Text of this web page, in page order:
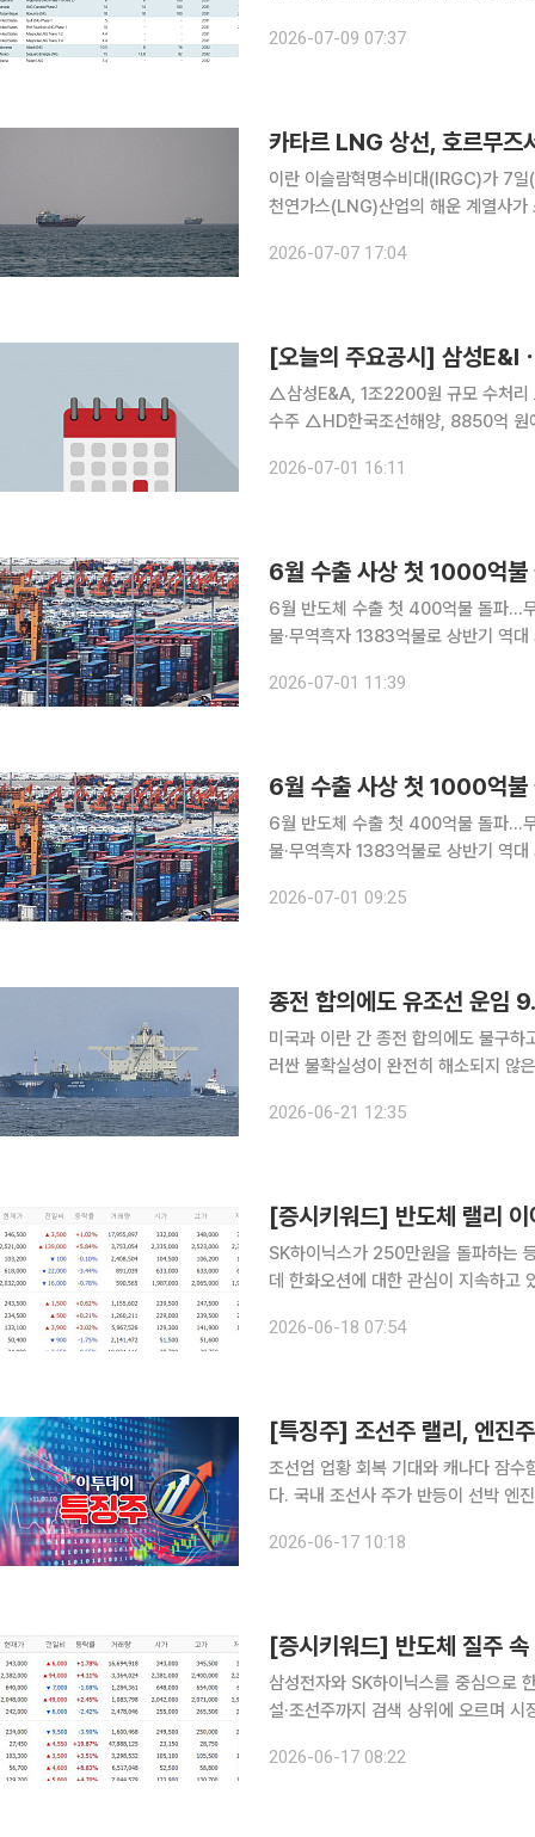
2026-07-09 07:37
카타르 LNG 상선, 호르무즈
이란 이슬람혁명수비대(IRGC)가 7
천연가스(LNG)산업의 해운 계열사가
지점에서 이날 오전 공격이 이뤄졌고,
2026-07-07 17:04
[오늘의 주요공시] 삼성E&I
△삼성E&A, 1조2200원 규모 수처리
수주 △HD한국조선해양, 8850억 원
주 소각 전제로 2대1 주식병합 추진
2026-07-01 16:11
6월 수출 사상 첫 1000억
6월 반도체 수출 첫 400억불 돌파…
불·무역흑자 1383억불로 상반기 역
2026-07-01 11:39
6월 수출 사상 첫 1000억
6월 반도체 수출 첫 400억불 돌파…무역흑자도
불·무역흑자 1383억불로 상반기 역대 최대치 지난달 수출이 월 기준 사상 처음으
으로 400억달러를 넘어서며 전체 수
2026-07-01 09:25
종전 합의에도 유조선 운임
미국과 이란 간 종전 합의에도 불구
러싼 불확실성이 완전히 해소되지 않
(LNG) 교역 요충지인 호르무즈 해협
2026-06-21 12:35
SK하이닉스가 250만원을 돌파하는
데 한화오션에 대한 관심이 지속하고
2026-06-18 07:54
[특징주] 조선주 랠리, 엔진
조선업 업황 회복 기대와 캐나다 잠수
다. 국내 조선사 주가 반등이 선박 엔
엔진은 8.29% 상승한 3만8550원,
2026-06-17 10:18
삼성전자와 SK하이닉스를 중심으로
설·조선주까지 검색 상위에 오르며 시장 관심이 넓어지고
삼성전자는 전 거래일 대비 1.78%
2026-06-17 08:22